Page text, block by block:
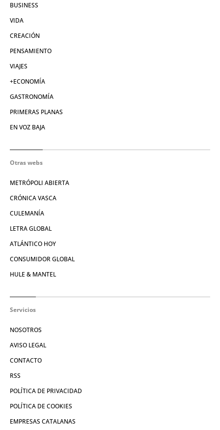
BUSINESS
VIDA
CREACIÓN
PENSAMIENTO
VIAJES
+ECONOMÍA
GASTRONOMÍA
PRIMERAS PLANAS
EN VOZ BAJA
Otras webs
METRÓPOLI ABIERTA
CRÓNICA VASCA
CULEMANÍA
LETRA GLOBAL
ATLÁNTICO HOY
CONSUMIDOR GLOBAL
HULE & MANTEL
Servicios
NOSOTROS
AVISO LEGAL
CONTACTO
RSS
POLÍTICA DE PRIVACIDAD
POLÍTICA DE COOKIES
EMPRESAS CATALANAS